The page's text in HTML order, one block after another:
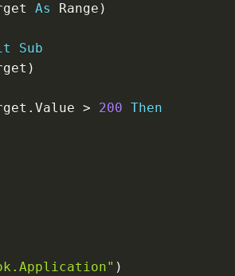
As Range )
Sub
)
. Value > 200 Then
)